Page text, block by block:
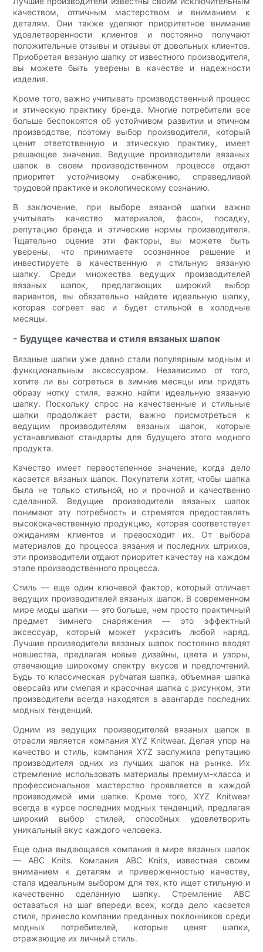
качеством, отличным мастерством и вниманием к
деталям. Они также уделяют приоритетное внимание
удовлетворенности клиентов и постоянно получают
положительные отзывы и отзывы от довольных клиентов.
Приобретая вязаную шапку от известного производителя,
вы можете быть уверены в качестве и надежности
изделия.
Кроме того, важно учитывать производственный процесс
и этическую практику бренда. Многие потребители все
больше беспокоятся об устойчивом развитии и этичном
производстве, поэтому выбор производителя, который
ценит ответственную и этическую практику, имеет
решающее значение. Ведущие производители вязаных
шапок в своем производственном процессе отдают
приоритет устойчивому снабжению, справедливой
трудовой практике и экологическому сознанию.
В заключение, при выборе вязаной шапки важно
учитывать качество материалов, фасон, посадку,
репутацию бренда и этические нормы производителя.
Тщательно оценив эти факторы, вы можете быть
уверены, что принимаете осознанное решение и
инвестируете в качественную и стильную вязаную
шапку. Среди множества ведущих производителей
вязаных шапок, предлагающих широкий выбор
вариантов, вы обязательно найдете идеальную шапку,
которая согреет вас и будет стильной в холодные
месяцы.
- Будущее качества и стиля вязаных шапок
Вязаные шапки уже давно стали популярным модным и
функциональным аксессуаром. Независимо от того,
хотите ли вы согреться в зимние месяцы или придать
образу нотку стиля, важно найти идеальную вязаную
шапку. Поскольку спрос на качественные и стильные
шапки продолжает расти, важно присмотреться к
ведущим производителям вязаных шапок, которые
устанавливают стандарты для будущего этого модного
продукта.
Качество имеет первостепенное значение, когда дело
касается вязаных шапок. Покупатели хотят, чтобы шапка
была не только стильной, но и прочной и качественно
сделанной. Ведущие производители вязаных шапок
понимают эту потребность и стремятся предоставлять
высококачественную продукцию, которая соответствует
ожиданиям клиентов и превосходит их. От выбора
материалов до процесса вязания и последних штрихов,
эти производители отдают приоритет качеству на каждом
этапе производственного процесса.
Стиль — еще один ключевой фактор, который отличает
ведущих производителей вязаных шапок. В современном
мире моды шапки — это больше, чем просто практичный
предмет зимнего снаряжения — это эффектный
аксессуар, который может украсить любой наряд.
Лучшие производители вязаных шапок постоянно вводят
новшества, предлагая новые дизайны, цвета и узоры,
отвечающие широкому спектру вкусов и предпочтений.
Будь то классическая рубчатая шапка, объемная шапка
оверсайз или смелая и красочная шапка с рисунком, эти
производители всегда находятся в авангарде последних
модных тенденций.
Одним из ведущих производителей вязаных шапок в
отрасли является компания XYZ Knitwear. Делая упор на
качество и стиль, компания XYZ заслужила репутацию
производителя одних из лучших шапок на рынке. Их
стремление использовать материалы премиум-класса и
профессиональное мастерство проявляется в каждой
производимой ими шапке. Кроме того, XYZ Knitwear
всегда в курсе последних модных тенденций, предлагая
широкий выбор стилей, способных удовлетворить
уникальный вкус каждого человека.
Еще одна выдающаяся компания в мире вязаных шапок
— ABC Knits. Компания ABC Knits, известная своим
вниманием к деталям и приверженностью качеству,
стала идеальным выбором для тех, кто ищет стильную и
качественно сделанную шапку. Стремление ABC
оставаться на шаг впереди всех, когда дело касается
стиля, принесло компании преданных поклонников среди
модных потребителей, которые ценят шапки,
отражающие их личный стиль.